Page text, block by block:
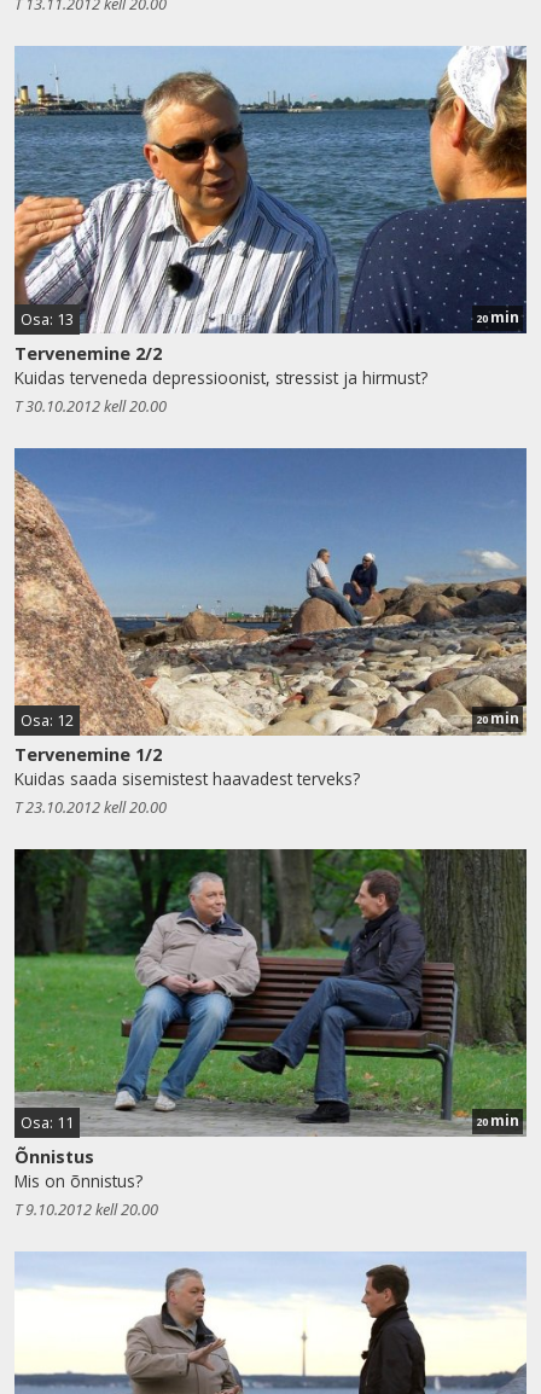
Osa: 13 20min
Tervenemine 2/2
Kuidas terveneda depressioonist, stressist ja hirmust?
T 30.10.2012 kell 20.00
Osa: 12 20min
Tervenemine 1/2
Kuidas saada sisemistest haavadest terveks?
T 23.10.2012 kell 20.00
Osa: 11 20min
Õnnistus
Mis on õnnistus?
T 9.10.2012 kell 20.00